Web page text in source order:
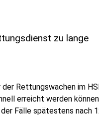
zu lange
Rettungswachen im
erreicht werden
Fälle spätestens nach